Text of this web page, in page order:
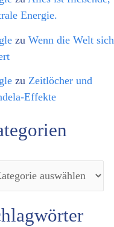
Energie.
zu Wenn die Welt sich
zu Zeitlöcher und
Effekte